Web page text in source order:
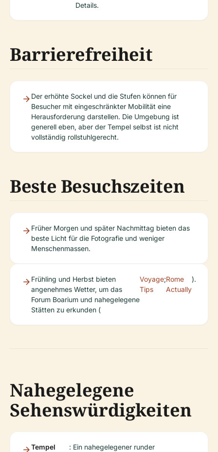
Details.
Barrierefreiheit
Der erhöhte Sockel und die Stufen können für
Besucher mit eingeschränkter Mobilität eine
Herausforderung darstellen. Die Umgebung ist
generell eben, aber der Tempel selbst ist nicht
vollständig rollstuhlgerecht.
Beste Besuchszeiten
Früher Morgen und später Nachmittag bieten das
beste Licht für die Fotografie und weniger
Menschenmassen.
Frühling und Herbst bieten
angenehmes Wetter, um das
Forum Boarium und nahegelegene
Stätten zu erkunden (
Voyage
Tips
;Rome
Actually
).
Nahegelegene
Sehenswürdigkeiten
Tempel
: Ein nahegelegener runder